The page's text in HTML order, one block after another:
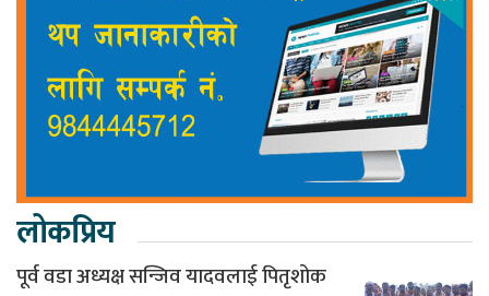
लोकप्रिय
पूर्व वडा अध्यक्ष सन्जिव यादवलाई पितृशोक